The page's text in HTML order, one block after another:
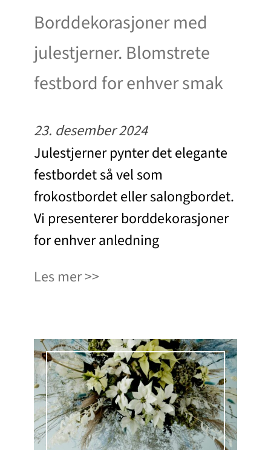
Borddekorasjoner med
julestjerner. Blomstrete
festbord for enhver smak
23. desember 2024
Julestjerner pynter det elegante
festbordet så vel som
frokostbordet eller salongbordet.
Vi presenterer borddekorasjoner
for enhver anledning
Les mer